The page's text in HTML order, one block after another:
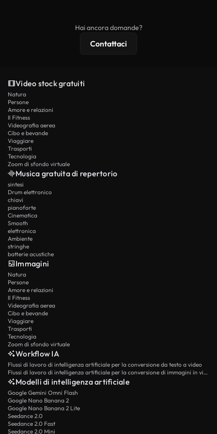
Hai ancora domande?
Contattaci
Video stock gratuiti
Natura
Persone
Amore e relazioni
Il Fitness
Videografia aerea
Cibo e bevande
Viaggiare
Trasporti
Tecnologia
Zoom di sfondo virtuale
Musica gratuita di repertorio
sintesi
Drum elettronico
chiavi
pianoforte
Cinematica
Smooth
elettronica
Ambiente
stringhe
batterie acustiche
Immagini
Natura
Persone
Amore e relazioni
Il Fitness
Videografia aerea
Cibo e bevande
Viaggiare
Trasporti
Tecnologia
Zoom di sfondo virtuale
Workflow IA
Flussi di lavoro di intelligenza artificiale per la conversione da testo a video
Flussi di lavoro di intelligenza artificiale per la conversione di immagini in video
Modelli di intelligenza artificiale
Google Gemini Omni Flash
Google Nano Banana 2
Google Nano Banana 2 Lite
Seedance 2.0
Seedance 2.0 Fast
Seedance 2.0 Mini